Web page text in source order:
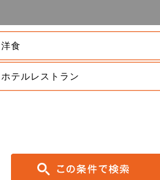
洋食
ホテルレストラン